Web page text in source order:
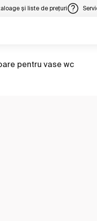
și liste de prețuri
la pentru vase wc